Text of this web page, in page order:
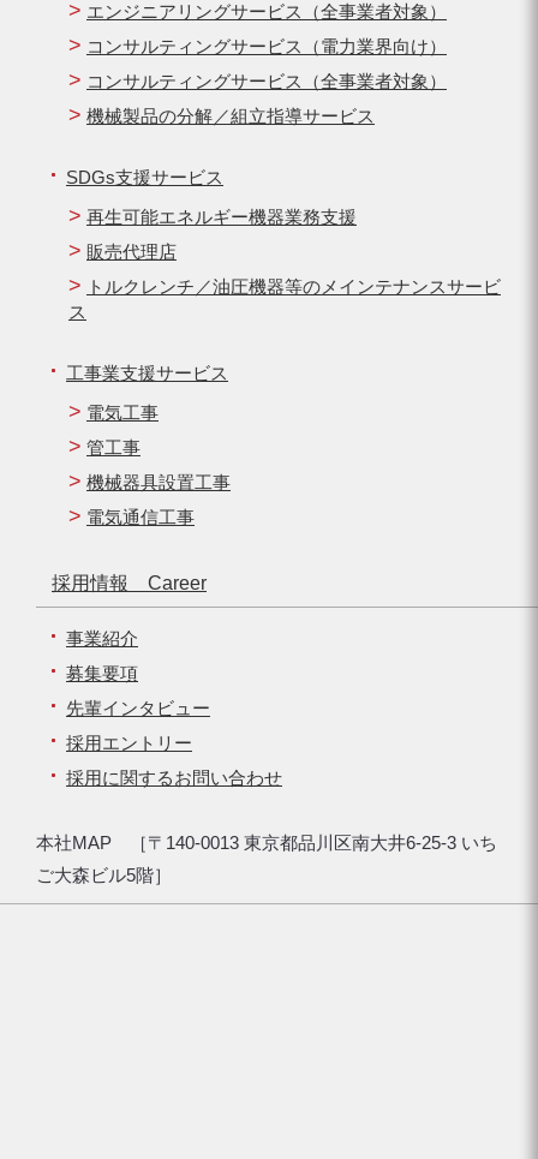
エンジニアリングサービス（全事業者対象）
コンサルティングサービス（電力業界向け）
コンサルティングサービス（全事業者対象）
機械製品の分解／組立指導サービス
SDGs支援サービス
再生可能エネルギー機器業務支援
販売代理店
トルクレンチ／油圧機器等のメインテナンスサービ
ス
工事業支援サービス
電気工事
管工事
機械器具設置工事
電気通信工事
採用情報 Career
事業紹介
募集要項
先輩インタビュー
採用エントリー
採用に関するお問い合わせ
本社MAP ［〒140-0013 東京都品川区南大井6-25-3 いち
ご大森ビル5階］